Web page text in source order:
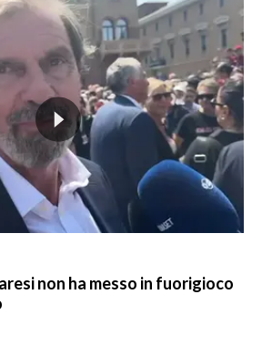
non ha messo in fuorigioco